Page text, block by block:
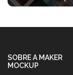
SOBRE A MAKER
MOCKUP